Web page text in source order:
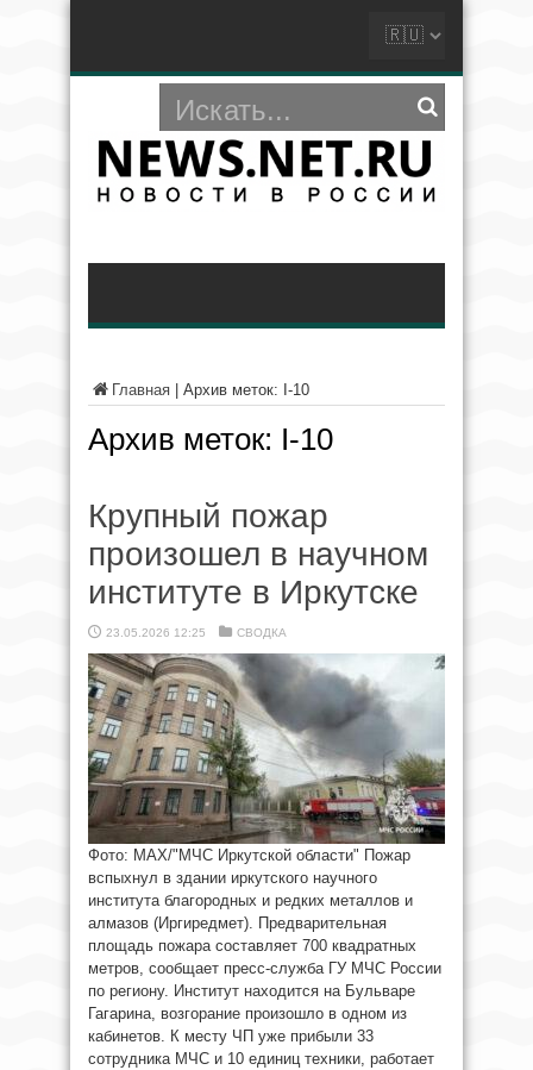
Главная Архив меток: I-10
Архив меток: I-10
Крупный пожар
произошел в научном
институте в Иркутске
23.05.2026 12:25 СВОДКА
Фото: МАХ/"МЧС Иркутской области" Пожар
вспыхнул в здании иркутского научного
института благородных и редких металлов и
алмазов (Иргиредмет). Предварительная
площадь пожара составляет 700 квадратных
метров, сообщает пресс-служба ГУ МЧС России
по региону. Институт находится на Бульваре
Гагарина, возгорание произошло в одном из
кабинетов. К месту ЧП уже прибыли 33
сотрудника МЧС и 10 единиц техники, работает